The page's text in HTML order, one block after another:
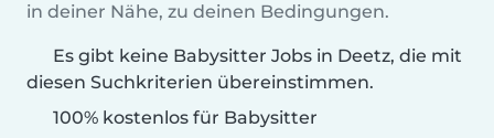
in deiner Nähe, zu deinen Bedingungen.
Es gibt keine Babysitter Jobs in Deetz, die mit
diesen Suchkriterien übereinstimmen.
100% kostenlos für Babysitter